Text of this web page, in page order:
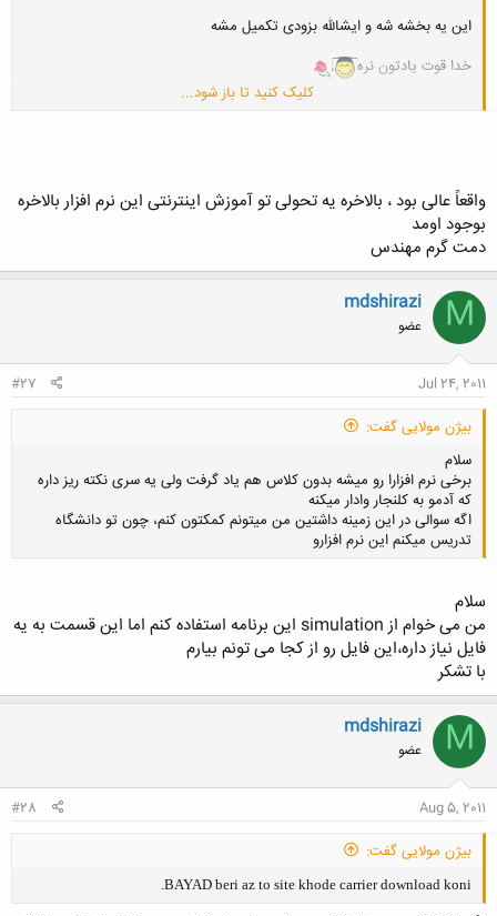
این یه بخشه شه و ایشالله بزودی تکمیل مشه
خدا قوت یادتون نره
http://s1.picofile.com/file/6785119714/Hap_carrier_Learning_Part
کلیک کنید تا باز شود...
واقعاً عالی بود ، بالاخره یه تحولی تو آموزش اینترنتی این نرم افزار بالاخره
بوجود اومد
دمت گرم مهندس
M
mdshirazi
عضو
Jul 24, 2011
#27
بیژن مولایی گفت:
سلام
برخی نرم افزارا رو میشه بدون کلاس هم یاد گرفت ولی یه سری نکته ریز داره
که آدمو به کلنجار وادار میکنه
اگه سوالی در این زمینه داشتین من میتونم کمکتون کنم، چون تو دانشگاه
تدریس میکنم این نرم افزارو
سلام
من می خوام از simulation این برنامه استفاده کنم اما این قسمت به یه
فایل نیاز داره،این فایل رو از کجا می تونم بیارم
با تشکر
M
mdshirazi
عضو
Aug 5, 2011
#28
بیژن مولایی گفت:
BAYAD beri az to site khode carrier download koni.